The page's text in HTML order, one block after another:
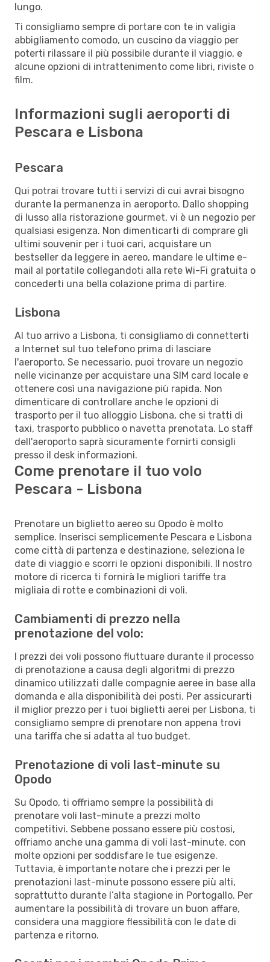
lungo.
Ti consigliamo sempre di portare con te in valigia
abbigliamento comodo, un cuscino da viaggio per
poterti rilassare il più possibile durante il viaggio, e
alcune opzioni di intrattenimento come libri, riviste o
film.
Informazioni sugli aeroporti di
Pescara e Lisbona
Pescara
Qui potrai trovare tutti i servizi di cui avrai bisogno
durante la permanenza in aeroporto. Dallo shopping
di lusso alla ristorazione gourmet, vi è un negozio per
qualsiasi esigenza. Non dimenticarti di comprare gli
ultimi souvenir per i tuoi cari, acquistare un
bestseller da leggere in aereo, mandare le ultime e-
mail al portatile collegandoti alla rete Wi-Fi gratuita o
concederti una bella colazione prima di partire.
Lisbona
Al tuo arrivo a Lisbona, ti consigliamo di connetterti
a Internet sul tuo telefono prima di lasciare
l'aeroporto. Se necessario, puoi trovare un negozio
nelle vicinanze per acquistare una SIM card locale e
ottenere così una navigazione più rapida. Non
dimenticare di controllare anche le opzioni di
trasporto per il tuo alloggio Lisbona, che si tratti di
taxi, trasporto pubblico o navetta prenotata. Lo staff
dell'aeroporto saprà sicuramente fornirti consigli
presso il desk informazioni.
Come prenotare il tuo volo
Pescara - Lisbona
Prenotare un biglietto aereo su Opodo è molto
semplice. Inserisci semplicemente Pescara e Lisbona
come città di partenza e destinazione, seleziona le
date di viaggio e scorri le opzioni disponibili. Il nostro
motore di ricerca ti fornirà le migliori tariffe tra
migliaia di rotte e combinazioni di voli.
Cambiamenti di prezzo nella
prenotazione del volo:
I prezzi dei voli possono fluttuare durante il processo
di prenotazione a causa degli algoritmi di prezzo
dinamico utilizzati dalle compagnie aeree in base alla
domanda e alla disponibilità dei posti. Per assicurarti
il miglior prezzo per i tuoi biglietti aerei per Lisbona, ti
consigliamo sempre di prenotare non appena trovi
una tariffa che si adatta al tuo budget.
Prenotazione di voli last-minute su
Opodo
Su Opodo, ti offriamo sempre la possibilità di
prenotare voli last-minute a prezzi molto
competitivi. Sebbene possano essere più costosi,
offriamo anche una gamma di voli last-minute, con
molte opzioni per soddisfare le tue esigenze.
Tuttavia, è importante notare che i prezzi per le
prenotazioni last-minute possono essere più alti,
soprattutto durante l’alta stagione in Portogallo. Per
aumentare la possibilità di trovare un buon affare,
considera una maggiore flessibilità con le date di
partenza e ritorno.